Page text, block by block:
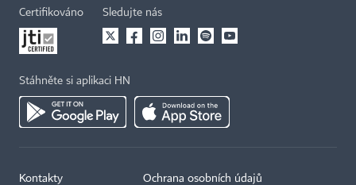
Certifikováno Sledujte nás
Stáhněte si aplikaci HN
Kontakty Ochrana osobních údajů